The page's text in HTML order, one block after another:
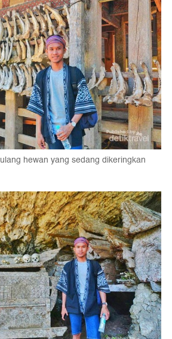
hewan yang sedang dikeringkan